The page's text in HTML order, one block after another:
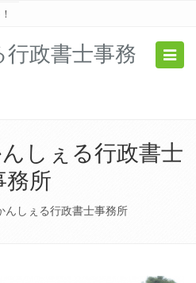
政書士事務
しぇる行政書士
務所
んしぇる行政書士事務所